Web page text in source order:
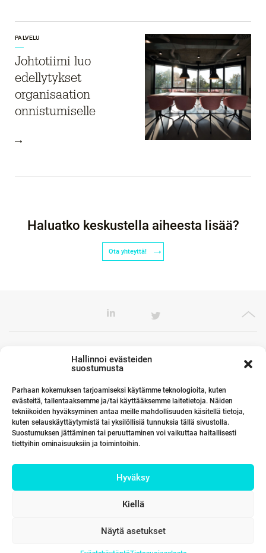
Hallinnoi evästeiden
suostumusta
Parhaan kokemuksen tarjoamiseksi käytämme teknologioita, kuten
evästeitä, tallentaaksemme ja/tai käyttääksemme laitetietoja. Näiden
tekniikoiden hyväksyminen antaa meille mahdollisuuden käsitellä tietoja,
kuten selauskäyttäytymistä tai yksilöllisiä tunnuksia tällä sivustolla.
Suostumuksen jättäminen tai peruuttaminen voi vaikuttaa haitallisesti
tiettyihin ominaisuuksiin ja toimintoihin.
Hyväksy
Kiellä
Näytä asetukset
PALVELU
Johtotiimi luo
edellytykset
organisaation
onnistumiselle
Haluatko keskustella aiheesta lisää?
Ota yhteyttä!
Toimistomme Euroopassa
Kumppanimme maailmalla